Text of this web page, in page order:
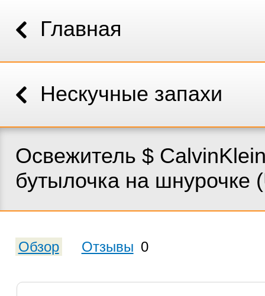
Главная
Нескучные запахи
Освежитель $
бутылочка на шнурочке
Обзор Отзывы 0